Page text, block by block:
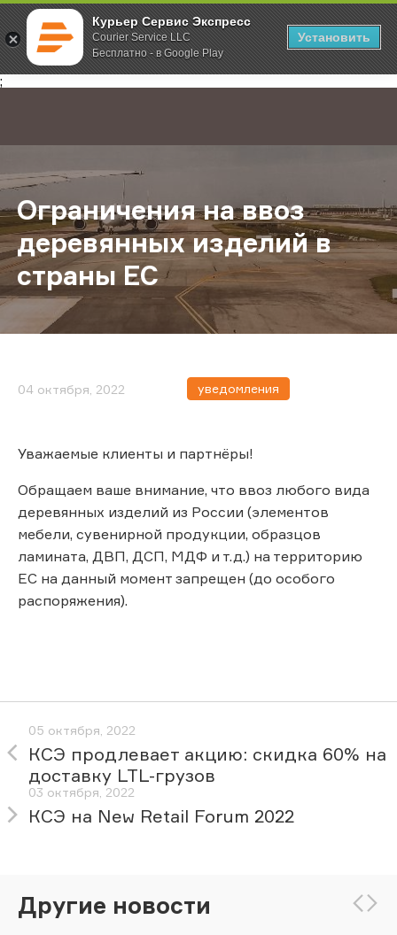
Курьер Сервис Экспресс
Courier Service LLC
Бесплатно - в Google Play
Установить
;
Главная О компании Новости Ограничения на ввоз
Ограничения на ввоз
деревянных изделий в
страны ЕС
04 октября, 2022 уведомления
Уважаемые клиенты и партнёры!
Обращаем ваше внимание, что ввоз любого вида
деревянных изделий из России (элементов
мебели, сувенирной продукции, образцов
ламината, ДВП, ДСП, МДФ и т.д.) на территорию
ЕС на данный момент запрещен (до особого
распоряжения).
05 октября, 2022
КСЭ продлевает акцию: скидка 60% на
доставку LTL-грузов
03 октября, 2022
КСЭ на New Retail Forum 2022
Другие новости